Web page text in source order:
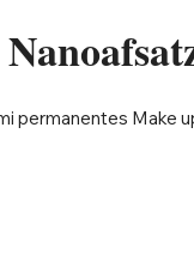
permanentes Make